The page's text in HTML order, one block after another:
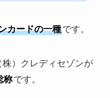
カードの一種です。
株）クレディセゾンが
称です。